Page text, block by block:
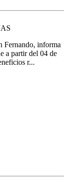
Fernando, informa
a partir del 04 de
r...